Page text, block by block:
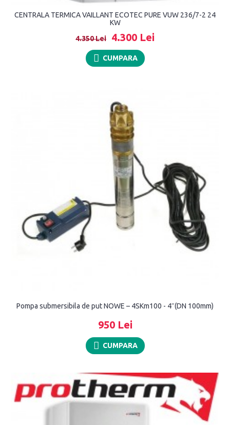
CENTRALA TERMICA VAILLANT ECOTEC PURE VUW 236/7-2 24
KW
4.350 Lei
4.300 Lei
CUMPARA
Pompa submersibila de put NOWE – 4SKm100 - 4″(DN 100mm)
950 Lei
CUMPARA